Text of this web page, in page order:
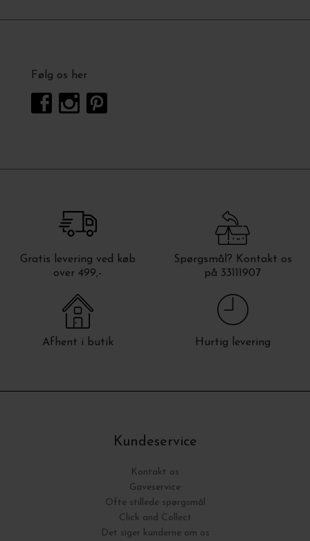
Følg os her
Gratis levering ved køb
over 499,-
Spørgsmål? Kontakt os
på 33111907
Afhent i butik Hurtig levering
Kundeservice
Kontakt os
Gaveservice
Ofte stillede spørgsmål
Click and Collect
Det siger kunderne om os